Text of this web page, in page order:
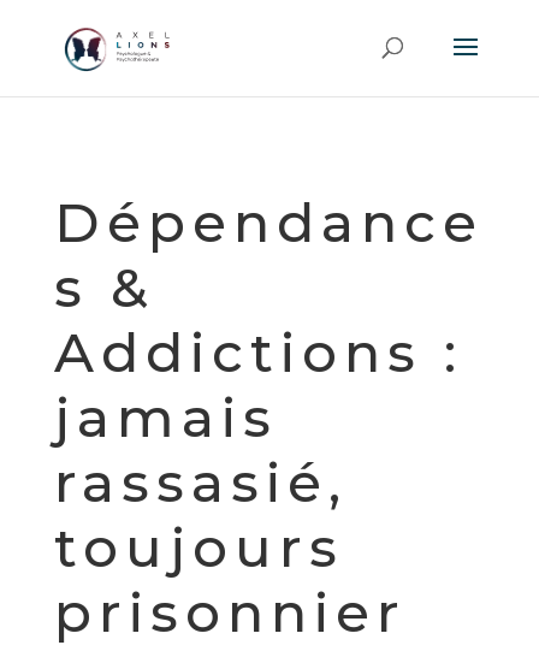
Dépendance
s &
Addictions :
jamais
rassasié,
toujours
prisonnier